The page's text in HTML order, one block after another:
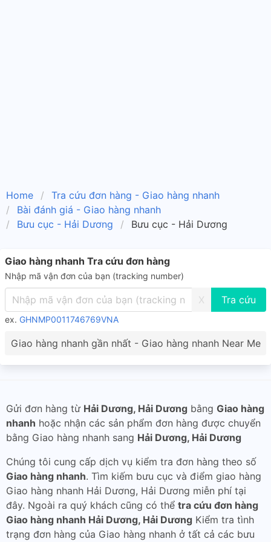
Home
Tra cứu đơn hàng - Giao hàng nhanh
Bài đánh giá - Giao hàng nhanh
Bưu cục - Hải Dương
Bưu cục - Hải Dương
Giao hàng nhanh Tra cứu đơn hàng
Nhập mã vận đơn của bạn (tracking number)
X
ex. GHNMP0011746769VNA
Giao hàng nhanh gần nhất - Giao hàng nhanh Near Me
Gửi đơn hàng từ Hải Dương, Hải Dương bằng Giao hàng
nhanh hoặc nhận các sản phẩm đơn hàng được chuyển
bằng Giao hàng nhanh sang Hải Dương, Hải Dương
Chúng tôi cung cấp dịch vụ kiểm tra đơn hàng theo số
Giao hàng nhanh. Tìm kiếm bưu cục và điểm giao hàng
Giao hàng nhanh Hải Dương, Hải Dương miễn phí tại
đây. Ngoài ra quý khách cũng có thể tra cứu đơn hàng
Giao hàng nhanh Hải Dương, Hải Dương Kiểm tra tình
trạng đơn hàng của Giao hàng nhanh ở tất cả các bưu